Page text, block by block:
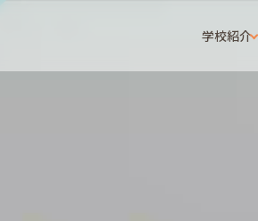
学校紹介